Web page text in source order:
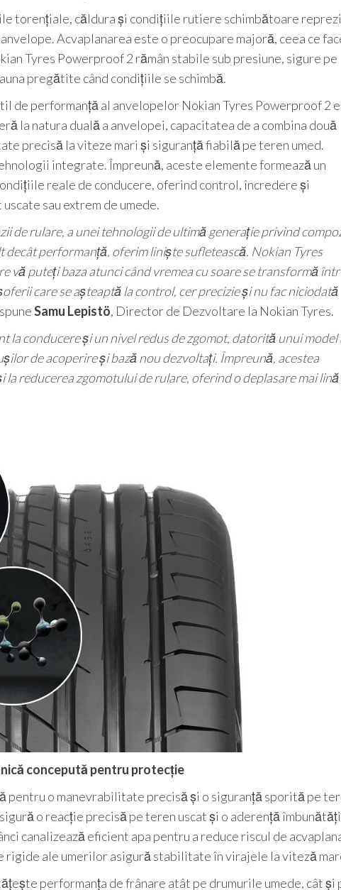
torențiale, căldura și condițiile rutiere schimbătoare
Acvaplanarea este o preocupare majoră, ceea ce
Tyres Powerproof 2 rămân stabile sub presiune, sigure pe
pregătite când condițiile se schimbă.
de performanță al anvelopelor Nokian Tyres Powerproof 2
la natura duală a anvelopei, capacitatea de a combina două
precisă la viteze mari și siguranță fiabilă pe teren umed.
integrate. Împreună, aceste elemente formează un
reale de conducere, oferind control, încredere și
sau extrem de umede.
de rulare, a unei tehnologii de ultimă generație privind
performanță, oferim liniște sufletească. Nokian Tyres
vă puteți baza atunci când vremea cu soare se transformă
care se așteaptă la control, cer precizie și nu fac niciodată
spuneSamu Lepistö, Director de Dezvoltare la Nokian Tyres.
la conducere și un nivel redus de zgomot, datorită unui model
de acoperire și bază nou dezvoltați. Împreună, acestea
reducerea zgomotului de rulare, oferind o deplasare mai lină
concepută pentru protecție
pentru o manevrabilitate precisă și o siguranță sporită pe
o reacție precisă pe teren uscat și o aderență
canalizează eficient apa pentru a reduce riscul de
ale umerilor asigură stabilitate în virajele la viteză
performanța de frânare atât pe drumurile umede, cât și